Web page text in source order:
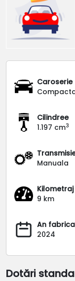
Caroserie
Cilindree
1.197 cm3
Manuala
Kilometraj
9 km
An
2024
Dotări